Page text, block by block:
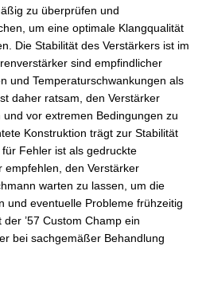
zu überprüfen und
um eine optimale Klangqualität
Die Stabilität des Verstärkers ist im
sind empfindlicher
und Temperaturschwankungen als
daher ratsam, den Verstärker
vor extremen Bedingungen zu
Konstruktion trägt zur Stabilität
Fehler ist als gedruckte
empfehlen, den Verstärker
warten zu lassen, um die
und eventuelle Probleme frühzeitig
’57 Custom Champ ein
bei sachgemäßer Behandlung